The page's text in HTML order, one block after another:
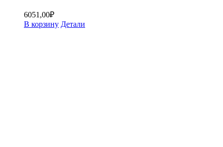
6051,00₽
В корзину Детали